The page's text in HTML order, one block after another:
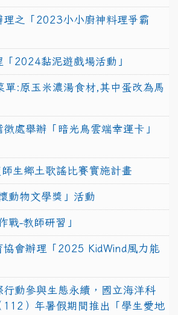
理之「2023小小廚神料理爭霸
2024黏泥遊戲場活動」
單:原玉米濃湯食材,其中蛋改為馬
處舉辦「暗光鳥雲端幸運卡」
生鄉土歌謠比賽實施計畫
動物文學獎」活動
戰-教師研習」
協會辦理「2025 KidWind風力能
行動參與生態永續，國立海洋科
112）年暑假期間推出「學生愛地